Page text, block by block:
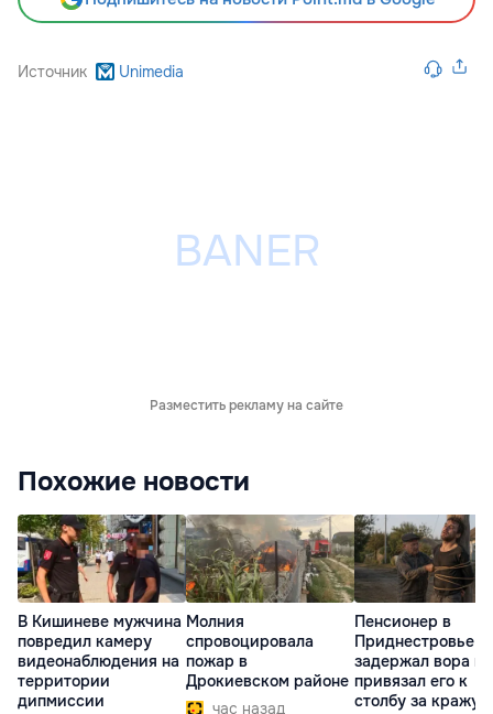
Источник Unimedia
Разместить рекламу на сайте
Похожие новости
В Кишиневе мужчина
повредил камеру
видеонаблюдения на
территории
дипмиссии
Молния
спровоцировала
пожар в
Дрокиевском районе
час назад
Пенсионер в
Приднестровье
задержал вора и
привязал его к
столбу за кражу